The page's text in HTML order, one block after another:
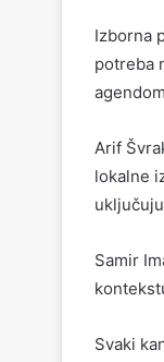
Izborna
potreba
Arif
lokalne
Samir
Svaki